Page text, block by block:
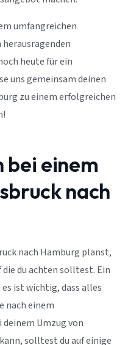
umfangreichen
heute für ein
uns gemeinsam deinen
zu einem erfolgreichen
einem
nach
nach Hamburg planst,
du achten solltest. Ein
ist wichtig, dass alles
nach einem
Umzug von
solltest du auf einige